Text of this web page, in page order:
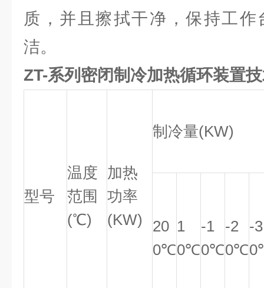
质，并且擦拭干净，保持工
洁。
ZT-系列密闭制冷加热循环装置
型号
温度
范围
(℃)
加热
功率
(KW)
制冷量(KW)
20
0℃
1
0℃
-1
0℃
-2
0℃
-3